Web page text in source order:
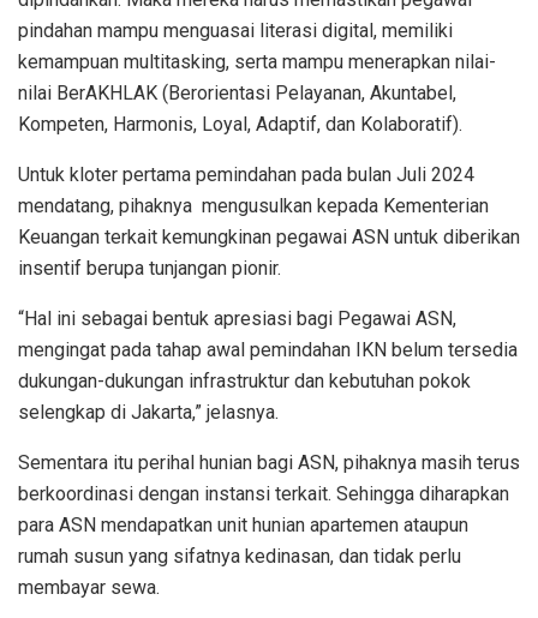
pindahan mampu menguasai literasi digital, memiliki
kemampuan multitasking, serta mampu menerapkan nilai-
nilai BerAKHLAK (Berorientasi Pelayanan, Akuntabel,
Kompeten, Harmonis, Loyal, Adaptif, dan Kolaboratif).
Untuk kloter pertama pemindahan pada bulan Juli 2024
mendatang, pihaknya mengusulkan kepada Kementerian
Keuangan terkait kemungkinan pegawai ASN untuk diberikan
insentif berupa tunjangan pionir.
“Hal ini sebagai bentuk apresiasi bagi Pegawai ASN,
mengingat pada tahap awal pemindahan IKN belum tersedia
dukungan-dukungan infrastruktur dan kebutuhan pokok
selengkap di Jakarta,” jelasnya.
Sementara itu perihal hunian bagi ASN, pihaknya masih terus
berkoordinasi dengan instansi terkait. Sehingga diharapkan
para ASN mendapatkan unit hunian apartemen ataupun
rumah susun yang sifatnya kedinasan, dan tidak perlu
membayar sewa.